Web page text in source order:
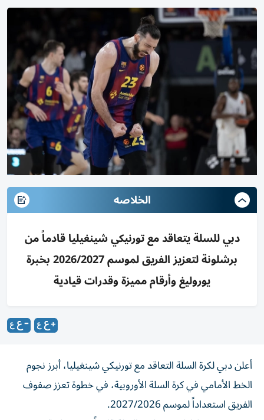
الخلاصه
دبي للسلة يتعاقد مع تورنيكي شينغيليا قادماً من
برشلونة لتعزيز الفريق لموسم 2026/2027 بخبرة
يوروليغ وأرقام مميزة وقدرات قيادية
أعلن دبي لكرة السلة التعاقد مع تورنيكي شينغيليا، أبرز نجوم
الخط الأمامي في كرة السلة الأوروبية، في خطوة تعزز صفوف
الفريق استعداداً لموسم 2027/2026.